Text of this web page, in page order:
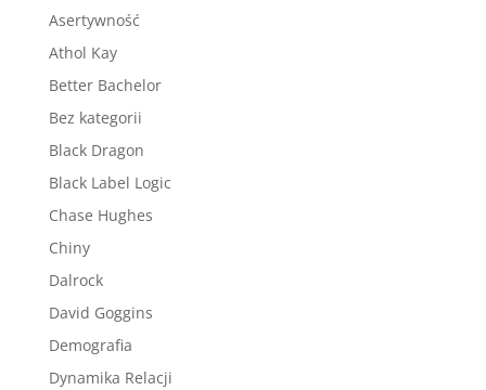
Asertywność
Athol Kay
Better Bachelor
Bez kategorii
Black Dragon
Black Label Logic
Chase Hughes
Chiny
Dalrock
David Goggins
Demografia
Dynamika Relacji